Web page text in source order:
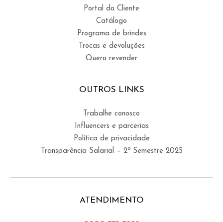
Portal do Cliente
Catálogo
Programa de brindes
Trocas e devoluções
Quero revender
OUTROS LINKS
Trabalhe conosco
Influencers e parcerias
Política de privacidade
Transparência Salarial – 2º Semestre 2025
ATENDIMENTO